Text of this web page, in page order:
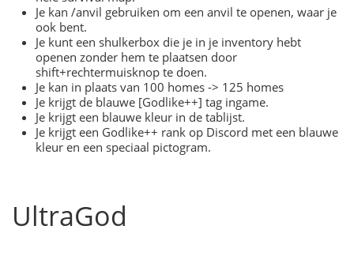
Je kan /anvil gebruiken om een anvil te openen, waar je
ook bent.
Je kunt een shulkerbox die je in je inventory hebt
openen zonder hem te plaatsen door
shift+rechtermuisknop te doen.
Je kan in plaats van 100 homes -> 125 homes
Je krijgt de blauwe [Godlike++] tag ingame.
Je krijgt een blauwe kleur in de tablijst.
Je krijgt een Godlike++ rank op Discord met een blauwe
kleur en een speciaal pictogram.
UltraGod